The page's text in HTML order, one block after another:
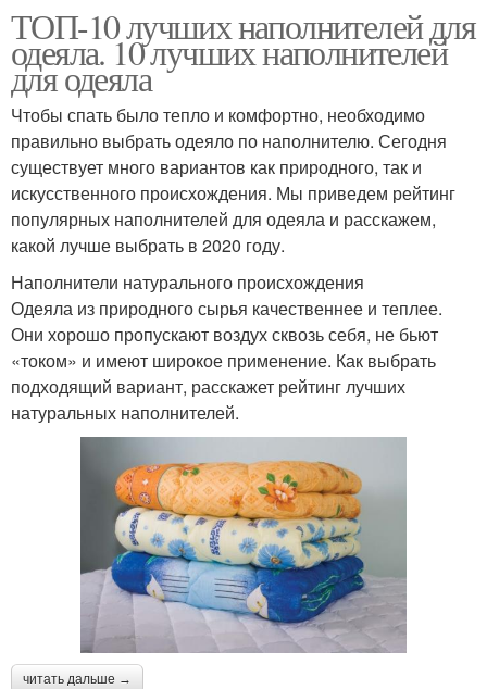
ТОП-10 лучших наполнителей для
одеяла. 10 лучших наполнителей
для одеяла
Чтобы спать было тепло и комфортно, необходимо
правильно выбрать одеяло по наполнителю. Сегодня
существует много вариантов как природного, так и
искусственного происхождения. Мы приведем рейтинг
популярных наполнителей для одеяла и расскажем,
какой лучше выбрать в 2020 году.
Наполнители натурального происхождения
Одеяла из природного сырья качественнее и теплее.
Они хорошо пропускают воздух сквозь себя, не бьют
«током» и имеют широкое применение. Как выбрать
подходящий вариант, расскажет рейтинг лучших
натуральных наполнителей.
читать дальше →